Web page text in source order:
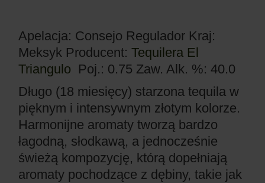
Apelacja: Consejo Regulador Kraj:
Meksyk Producent:Tequilera El
Triangulo Poj.: 0.75 Zaw. Alk. %: 40.0
Długo (18 miesięcy) starzona tequila w
pięknym i intensywnym złotym kolorze.
Harmonijne aromaty tworzą bardzo
łagodną, słodkawą, a jednocześnie
świeżą kompozycję, którą dopełniają
aromaty pochodzące z dębiny, takie jak